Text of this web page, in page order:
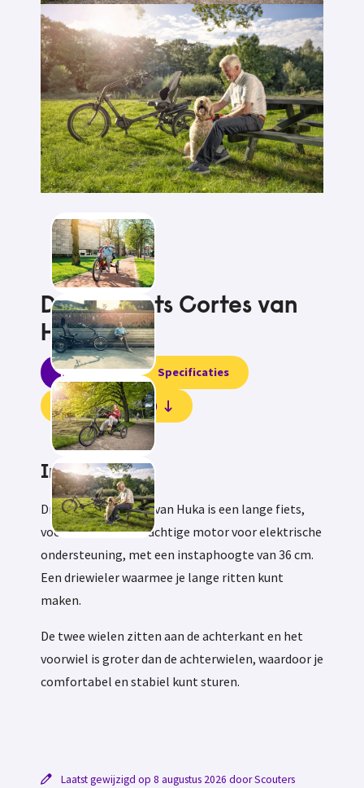
Driewielfiets Cortes van
Huka
Informatie Specificaties
Beoordelingen (0)
Informatie
Driewielfiets Cortes van Huka is een lange fiets,
voorzien van een krachtige motor voor elektrische
ondersteuning, met een instaphoogte van 36 cm.
Een driewieler waarmee je lange ritten kunt
maken.
De twee wielen zitten aan de achterkant en het
voorwiel is groter dan de achterwielen, waardoor je
comfortabel en stabiel kunt sturen.
Laatst gewijzigd op 8 augustus 2026 door Scouters